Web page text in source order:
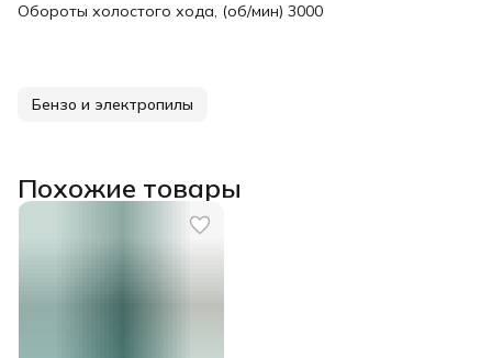
Обороты холостого хода, (об/мин) 3000
Бензо и электропилы
Похожие товары